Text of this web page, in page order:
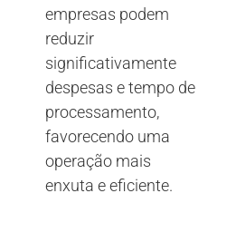
empresas podem
reduzir
significativamente
despesas e tempo de
processamento,
favorecendo uma
operação mais
enxuta e eficiente.